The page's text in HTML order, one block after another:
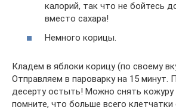
калорий, так что не бойтесь
вместо сахара!
Немного корицы.
Кладем в яблоки корицу (по своему
Отправляем в пароварку на 15 минут.
десерту остыть! Можно снять кожуру
помните, что больше всего